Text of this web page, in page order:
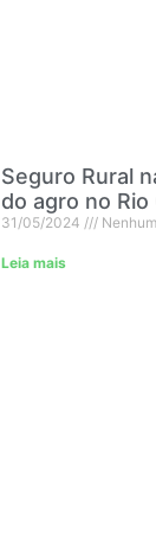
Seguro Rural
do agro no
31/05/2024
Leia mais